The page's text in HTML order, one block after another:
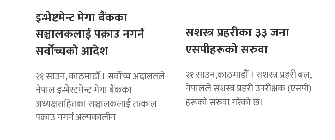
इन्भेष्टमेन्ट मेगा बैंकका
सञ्चालकलाई पक्राउ नगर्न
सर्वोच्चको आदेश
२१ साउन, काठमाडाैँ । सर्वोच्च अदालतले
नेपाल इन्भेस्टमेन्ट मेगा बैंकका
अध्यक्षसहितका सञ्चालकलाई तत्काल
पक्राउ नगर्न अल्पकालीन
सशस्त्र प्रहरीका ३३ जना
एसपीहरूको सरुवा
२१ साउन,काठमाडौँ । सशस्त्र प्रहरी बल,
नेपालले सशस्त्र प्रहरी उपरीक्षक (एसपी)
हरूको सरुवा गरेको छ।